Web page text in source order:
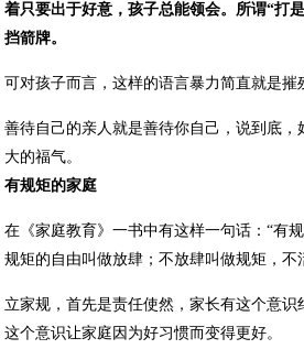
着只要出于好意，孩子总能领会。所谓“打
挡箭牌。
可对孩子而言，这样的语言暴力简直就是摧
善待自己的亲人就是善待你自己，说到底
大的福气。
有规矩的家庭
在《家庭教育》一书中有这样一句话：“有
规矩的自由叫做放肆；不放肆叫做规矩，不
立家规，首先是责任使然，家长有这个意
这个意识让家庭因为好习惯而变得更好。